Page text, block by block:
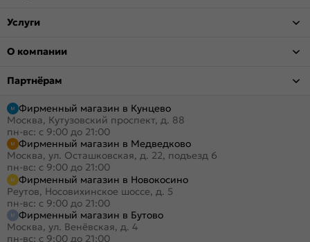
Услуги
О компании
Партнёрам
Фирменный магазин в Кунцево
Москва, Кутузовский проспект, д. 88
пн-вс: с 9:00 до 21:00
Фирменный магазин в Медведково
Москва, ул. Осташковская, д. 22, подъезд 6
пн-вс: с 9:00 до 21:00
Фирменный магазин в Новокосино
Реутов, Носовихинское шоссе, д. 5
пн-вс: с 9:00 до 21:00
Фирменный магазин в Бутово
Москва, ул. Венёвская, д. 4
пн-вс: с 9:00 до 21:00